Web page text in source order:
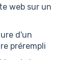
web sur un
d'un
prérempli